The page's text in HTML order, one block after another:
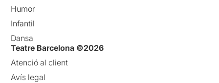
Humor
Infantil
Dansa
Teatre Barcelona ©2026
Atenció al client
Avís legal